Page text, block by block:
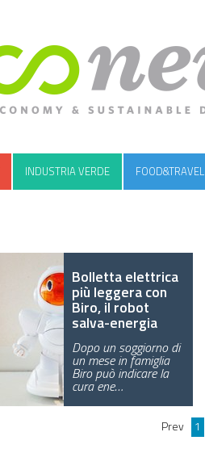
INDUSTRIA VERDE FOOD&TRAVEL
Bolletta elettrica
più leggera con
Biro, il robot
salva-energia
Dopo un soggiorno di
un mese in famiglia
Biro può indicare la
cura ene…
Prev 1